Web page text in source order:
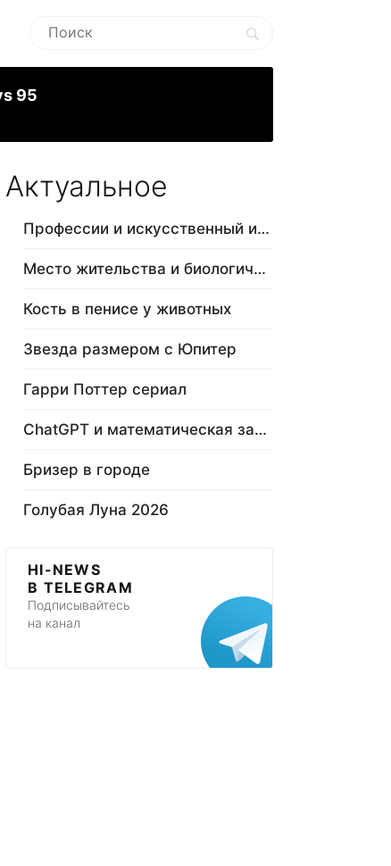
95
Актуальное
Профессии и искусственный интеллект
Место жительства и биологический в…
Кость в пенисе у животных
Звезда размером с Юпитер
Гарри Поттер сериал
ChatGPT и математическая задача
Бризер в городе
Голубая Луна 2026
HI-NEWS
В TELEGRAM
Подписывайтесь
на канал